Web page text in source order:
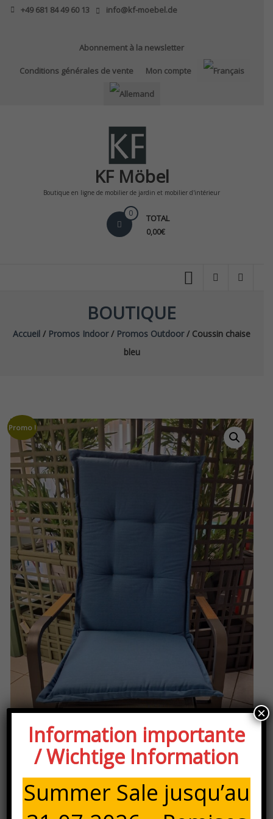
Skip
+49 681 84 49 60 13 info@kf-moebel.de
Abonnement à la newsletter
Conditions générales de vente Mon compte
KF Möbel
Boutique en ligne de mobilier de jardin et mobilier d'intérieur
0 TOTAL
0,00€
BOUTIQUE
Accueil / Promos Indoor/ Promos Outdoor/ Coussin chaise
bleu
Promo !
Information importante
/ Wichtige Information
Summer Sale jusqu’au
×